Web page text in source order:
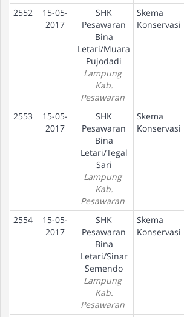
2552
15-05-
2017
SHK
Pesawaran
Bina
Letari/Muara
Pujodadi
Lampung
Kab.
Pesawaran
Skema
Konservasi
2553
15-05-
2017
SHK
Pesawaran
Bina
Letari/Tegal
Sari
Lampung
Kab.
Pesawaran
Skema
Konservasi
2554
15-05-
2017
SHK
Pesawaran
Bina
Letari/Sinar
Semendo
Lampung
Kab.
Pesawaran
Skema
Konservasi